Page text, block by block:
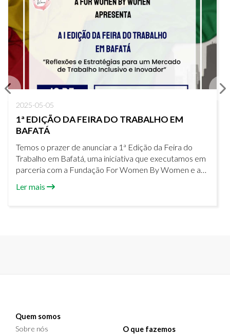
2025-05-05
1ª EDIÇÃO DA FEIRA DO TRABALHO EM
BAFATÁ
Temos o prazer de anunciar a 1ª Edição da Feira do
Trabalho em Bafatá, uma iniciativa que executamos em
parceria com a Fundação For Women By Women e a
Ler mais
Quem somos
Sobre nós
O que fazemos